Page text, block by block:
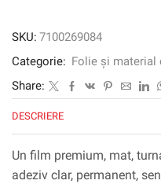
mm
45,72
m
SKU: 7100269084
Categorie: Folie și material
Share:
DESCRIERE
Un film premium, mat,
adeziv clar, permanent,